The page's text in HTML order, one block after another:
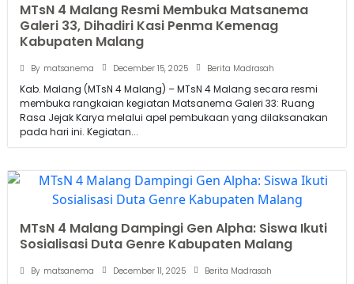
MTsN 4 Malang Resmi Membuka Matsanema
Galeri 33, Dihadiri Kasi Penma Kemenag
Kabupaten Malang
By matsanema December 15, 2025 Berita Madrasah
Kab. Malang (MTsN 4 Malang) – MTsN 4 Malang secara resmi
membuka rangkaian kegiatan Matsanema Galeri 33: Ruang
Rasa Jejak Karya melalui apel pembukaan yang dilaksanakan
pada hari ini. Kegiatan...
MTsN 4 Malang Dampingi Gen Alpha: Siswa Ikuti
Sosialisasi Duta Genre Kabupaten Malang
By matsanema December 11, 2025 Berita Madrasah